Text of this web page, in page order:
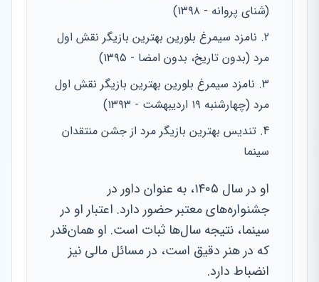
(شنای پروانه - ۱۳۹۸)
نامزد سیمرغ بلورین بهترین بازیگر نقش اول
مرد (بدون تاریخ، بدون امضا - ۱۳۹۵)
نامزد سیمرغ بلورین بهترین بازیگر نقش اول
مرد (چهارشنبه ۱۹ اردیبهشت - ۱۳۹۳)
تندیس بهترین بازیگر مرد از جشن منتقدان
سینما
او در سال ۱۴۰۵، به عنوان داور در
جشنواره‌های معتبر حضور دارد. اعتبار او در
سینما، نتیجه سال‌ها ثبات است. او همان‌قدر
که در هنر دقیق است، در مسائل مالی نیز
انضباط دارد.